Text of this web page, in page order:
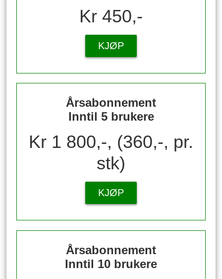
Kr 450,-
KJØP
Årsabonnement
Inntil 5 brukere
Kr 1 800,-, (360,-, pr.
stk)
KJØP
Årsabonnement
Inntil 10 brukere